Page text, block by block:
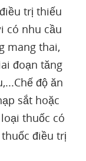
trị thiếu
có nhu cầu
mang thai,
đoạn tăng
độ ăn
sắt hoặc
thuốc có
điều trị